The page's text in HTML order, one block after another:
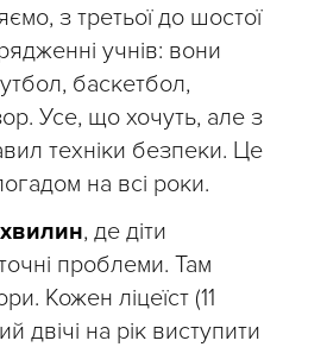
з третьої до шостої
учнів: вони
баскетбол,
Усе, що хочуть, але з
техніки безпеки. Це
на всі роки.
, де діти
проблеми. Там
Кожен ліцеїст (11
двічі на рік виступити